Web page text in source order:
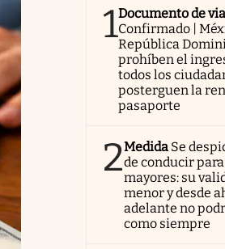
1Documento de
Confirmado |
República
prohíben el
todos los
posterguen la
pasaporte
2Medida Se
de conducir
mayores: su
menor y desde
adelante no
como siempre